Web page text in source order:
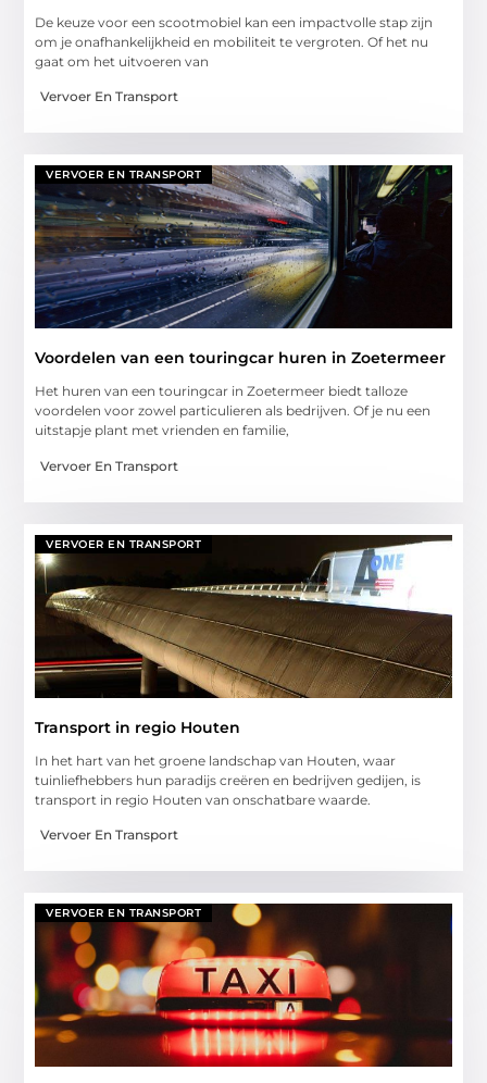
De keuze voor een scootmobiel kan een impactvolle stap zijn
om je onafhankelijkheid en mobiliteit te vergroten. Of het nu
gaat om het uitvoeren van
Vervoer En Transport
VERVOER EN TRANSPORT
Voordelen van een touringcar huren in Zoetermeer
Het huren van een touringcar in Zoetermeer biedt talloze
voordelen voor zowel particulieren als bedrijven. Of je nu een
uitstapje plant met vrienden en familie,
Vervoer En Transport
VERVOER EN TRANSPORT
Transport in regio Houten
In het hart van het groene landschap van Houten, waar
tuinliefhebbers hun paradijs creëren en bedrijven gedijen, is
transport in regio Houten van onschatbare waarde.
Vervoer En Transport
VERVOER EN TRANSPORT